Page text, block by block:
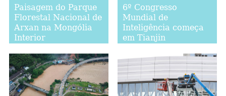
Paisagem do Parque
Florestal Nacional de
Arxan na Mongólia
Interior
6º Congresso
Mundial de
Inteligência começa
em Tianjin